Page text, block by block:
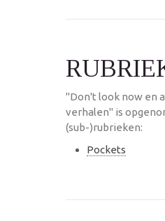
"Don't look now en
verhalen" is
(sub-)rubrieken:
Pockets